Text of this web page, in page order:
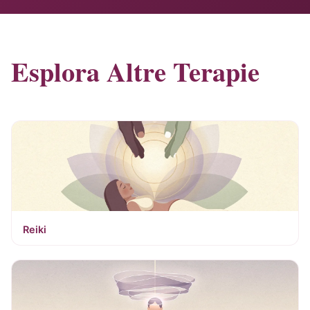
Esplora Altre Terapie
Reiki